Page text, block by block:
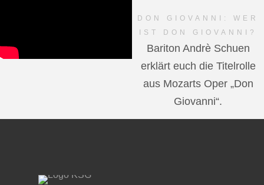
DON GIOVANNI: WER
IST DON GIOVANNI?
Bariton Andrè Schuen
erklärt euch die Titelrolle
aus Mozarts Oper „Don
Giovanni“.